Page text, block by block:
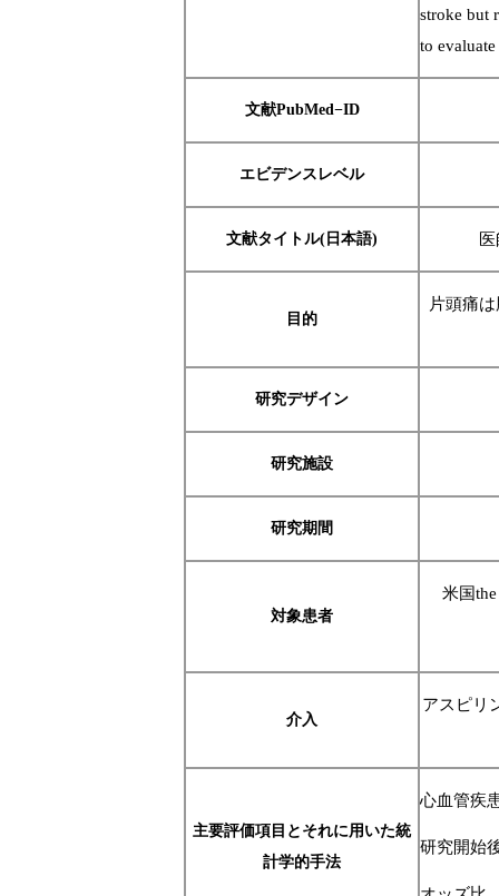
stroke but
to
文献PubMed−ID
エビデンスレベル
文献タイトル(日本語)
目的
片頭痛
研究デザイン
研究施設
研究期間
対象患者
米国
介入
アスピリ
主要評価項目とそれに用いた統
計学的手法
心血管疾
研究開始